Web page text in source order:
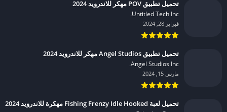
تحميل تطبيق POV مهكر للاندرويد 2024
Untitled Tech Inc.‏
فبراير 28, 2024
تحميل تطبيق Angel Studios مهكر للاندرويد 2024
Angel Studios Inc.‏
مارس 15, 2024
تحميل لعبة Fishing Frenzy Idle Hooked مهكرة للاندرويد 2024